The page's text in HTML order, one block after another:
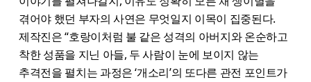
겪어야 했던 부자의 사연은 무엇일지 이목이 집중된다.
제작진은 “호랑이처럼 불 같은 성격의 아버지와 온순하고
착한 성품을 지닌 아들, 두 사람이 눈에 보이지 않는
추격전을 펼치는 과정은 ‘개소리’의 또다른 관전 포인트가